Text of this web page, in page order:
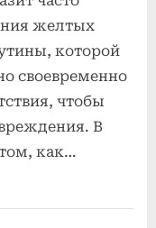
желтых
которой
своевременно
чтобы
В
как…